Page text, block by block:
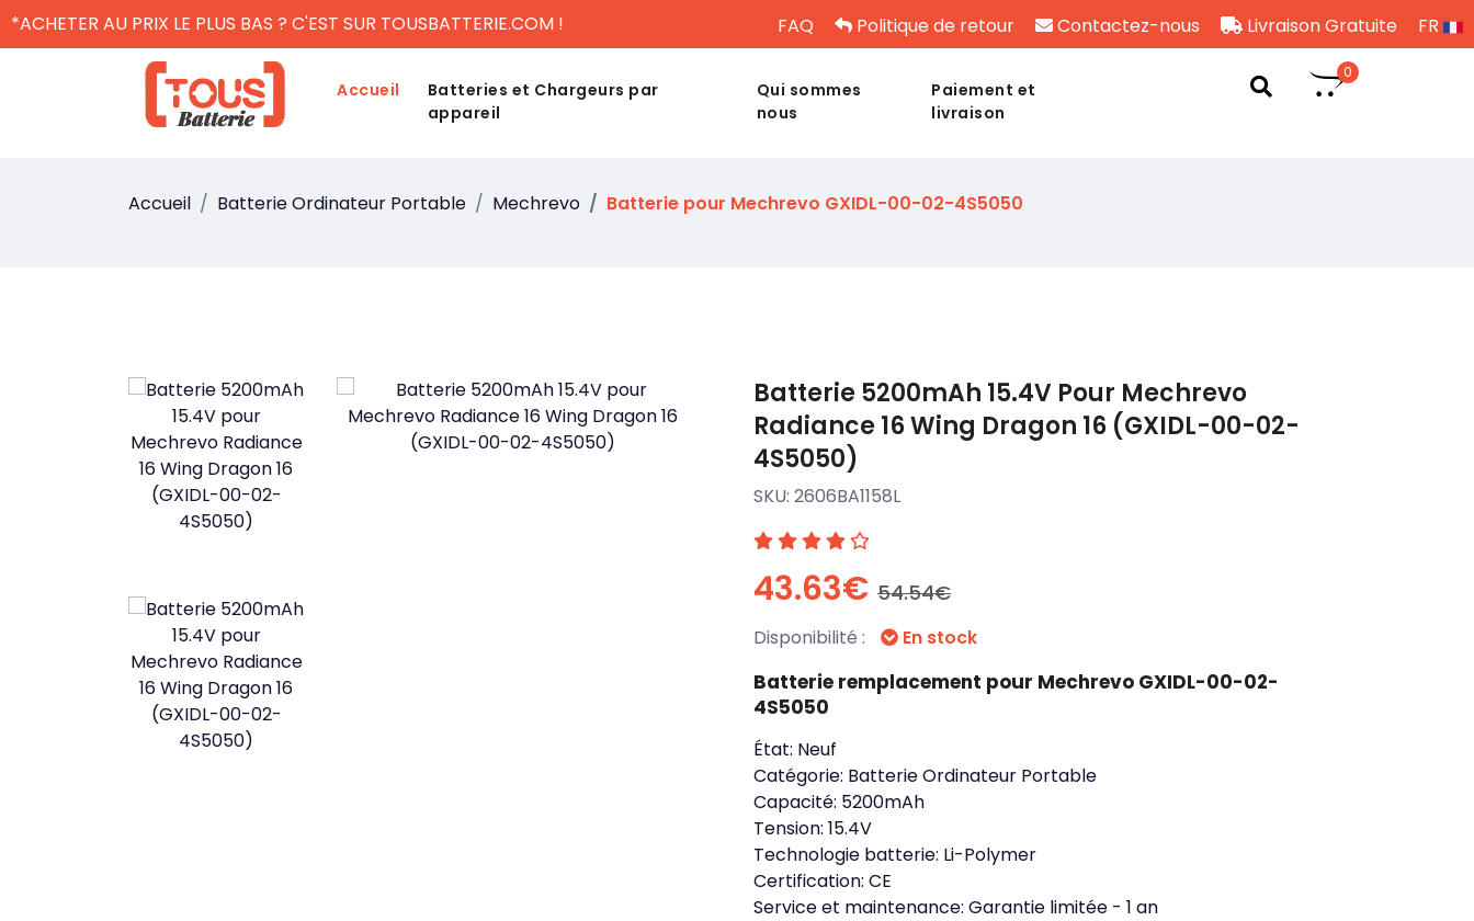
*ACHETER AU PRIX LE PLUS BAS ? C'EST SUR TOUSBATTERIE.COM ! FAQ Politique de retour Contactez-nous Livraison Gratuite FR
Accueil
Batteries et Chargeurs par
appareil
Qui sommes
nous
Paiement et
livraison
0
Accueil Batterie Ordinateur Portable Mechrevo Batterie pour Mechrevo GXIDL-00-02-4S5050
Batterie 5200mAh 15.4V Pour Mechrevo
Radiance 16 Wing Dragon 16 (GXIDL-00-02-
4S5050)
SKU: 2606BA1158L
43.63€ 54.54€
Disponibilité : En stock
Batterie remplacement pour Mechrevo GXIDL-00-02-
4S5050
État: Neuf
Catégorie: Batterie Ordinateur Portable
Capacité: 5200mAh
Tension: 15.4V
Technologie batterie: Li-Polymer
Certification: CE
Service et maintenance: Garantie limitée - 1 an